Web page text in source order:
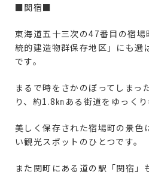
■関宿■
東海道五十三次の47番目の宿場
統的建造物群保存地区」にも選
です。
まるで時をさかのぼってしまっ
り、約1.8㎞ある街道をゆっくり
美しく保存された宿場町の景色
い観光スポットのひとつです。
また関町にある道の駅「関宿」